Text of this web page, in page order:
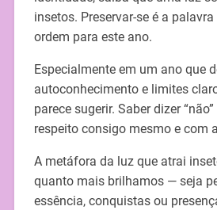
insetos. Preservar-se é a palavra
ordem para este ano.
Especialmente em um ano que
autoconhecimento e limites
parece sugerir. Saber dizer
respeito consigo mesmo e com
A metáfora da luz que atrai
quanto mais brilhamos — seja
essência, conquistas ou